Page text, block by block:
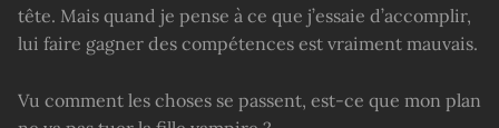
tête. Mais quand je pense à ce que j’essaie d’accomplir,
lui faire gagner des compétences est vraiment mauvais.
Vu comment les choses se passent, est-ce que mon plan